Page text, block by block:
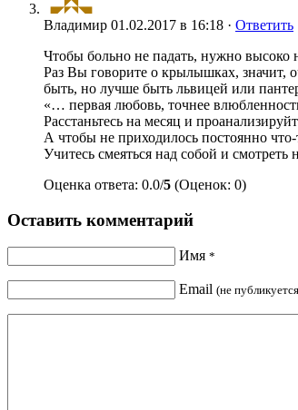
Владимир 01.02.2017 в 16:18 · Ответить
Чтобы больно не падать, нужно высоко
Раз Вы говорите о крылышках,
быть, но лучше быть львицей или
«… первая любовь, точнее
Расстаньтесь на месяц и
А чтобы не приходилось постоянно
Учитесь смеяться над собой и смотреть
Оценка ответа: 0.0/5 (Оценок: 0)
Оставить комментарий
Имя *
Email (не